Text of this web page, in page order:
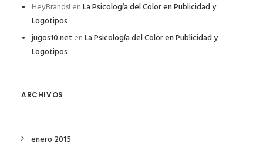
HeyBrands! enLa Psicología del Color en Publicidad y
Logotipos
jugos10.net enLa Psicología del Color en Publicidad y
Logotipos
ARCHIVOS
enero 2015